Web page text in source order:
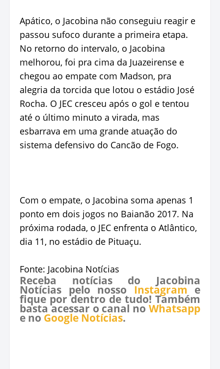
Apático, o Jacobina não conseguiu reagir e
passou sufoco durante a primeira etapa.
No retorno do intervalo, o Jacobina
melhorou, foi pra cima da Juazeirense e
chegou ao empate com Madson, pra
alegria da torcida que lotou o estádio José
Rocha. O JEC cresceu após o gol e tentou
até o último minuto a virada, mas
esbarrava em uma grande atuação do
sistema defensivo do Cancão de Fogo.
Com o empate, o Jacobina soma apenas 1
ponto em dois jogos no Baianão 2017. Na
próxima rodada, o JEC enfrenta o Atlântico,
dia 11, no estádio de Pituaçu.
Fonte: Jacobina Notícias
Receba notícias do Jacobina
Notícias pelo nosso Instagram e
fique por dentro de tudo! Também
basta acessar o canal no Whatsapp
e no Google Notícias.